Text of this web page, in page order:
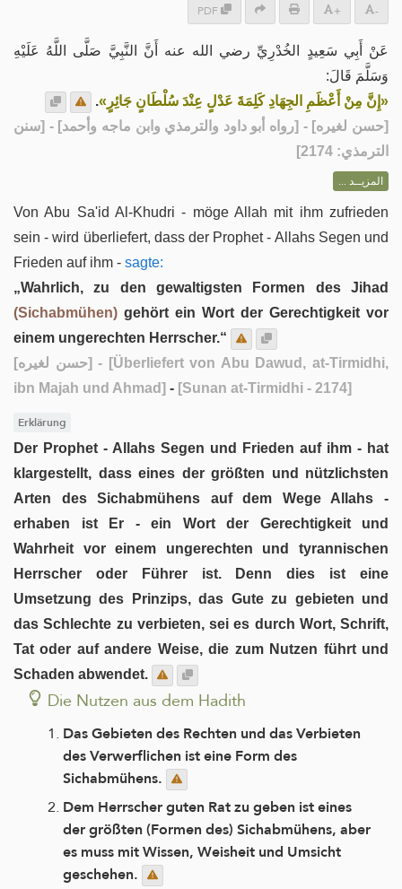
PDF + -
عَنْ أَبِي سَعِيدٍ الخُدْرِيِّ رضي الله عنه أَنَّ النَّبِيَّ صَلَّى اللَّهُ عَلَيْهِ
وَسَلَّمَ قَالَ:
«إِنَّ مِنْ أَعْظَمِ الجِهَادِ كَلِمَةَ عَدْلٍ عِنْدَ سُلْطَانٍ جَائِرٍ».
[حسن لغيره] - [رواه أبو داود والترمذي وابن ماجه وأحمد] - [سنن
الترمذي: 2174]
المزيــد ...
Von Abu Sa'id Al-Khudri - möge Allah mit ihm zufrieden
sein - wird überliefert, dass der Prophet - Allahs Segen und
Frieden auf ihm - sagte:
„Wahrlich, zu den gewaltigsten Formen des Jihad
(Sichabmühen) gehört ein Wort der Gerechtigkeit vor
einem ungerechten Herrscher.“
[حسن لغيره] - [Überliefert von Abu Dawud, at-Tirmidhi,
ibn Majah und Ahmad] - [Sunan at-Tirmidhi - 2174]
Erklärung
Der Prophet - Allahs Segen und Frieden auf ihm - hat
klargestellt, dass eines der größten und nützlichsten
Arten des Sichabmühens auf dem Wege Allahs -
erhaben ist Er - ein Wort der Gerechtigkeit und
Wahrheit vor einem ungerechten und tyrannischen
Herrscher oder Führer ist. Denn dies ist eine
Umsetzung des Prinzips, das Gute zu gebieten und
das Schlechte zu verbieten, sei es durch Wort, Schrift,
Tat oder auf andere Weise, die zum Nutzen führt und
Schaden abwendet.
Die Nutzen aus dem Hadith
Das Gebieten des Rechten und das Verbieten
des Verwerflichen ist eine Form des
Sichabmühens.
Dem Herrscher guten Rat zu geben ist eines
der größten (Formen des) Sichabmühens, aber
es muss mit Wissen, Weisheit und Umsicht
geschehen.